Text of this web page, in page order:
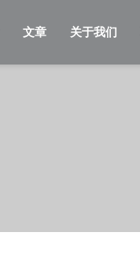
文章 关于我们